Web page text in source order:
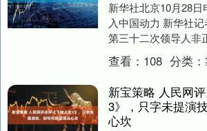
新华社北京10月28日
入中国动力 新华社
第三十二次领导人非
庆州举行。在全球
义逆....
查看： 108 分类：
新宝策略 人民网
3》，只字未提演
心坎